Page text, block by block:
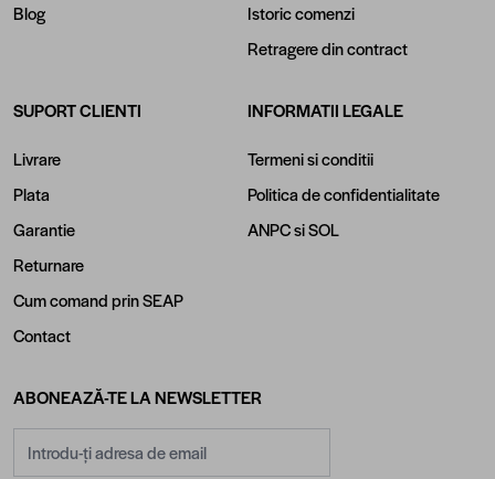
Blog
Istoric comenzi
Retragere din contract
SUPORT CLIENTI
Livrare
Plata
Garantie
Returnare
Cum comand prin SEAP
Contact
INFORMATII LEGALE
Termeni si conditii
Politica de confidentialitate
ANPCsiSOL
ABONEAZĂ-TE LA NEWSLETTER